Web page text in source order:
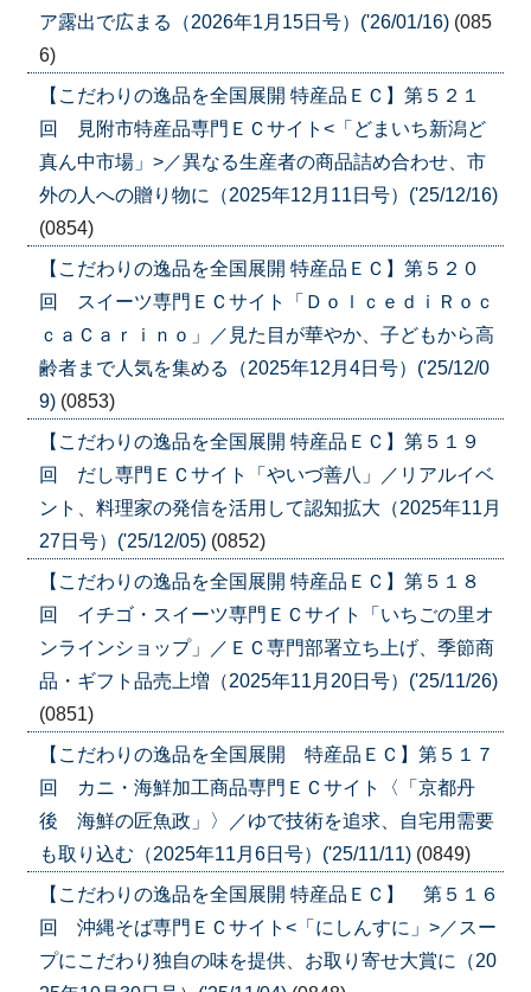
ア露出で広まる（2026年1月15日号）('26/01/16) (085
6)
【こだわりの逸品を全国展開 特産品ＥＣ】第５２１
回 見附市特産品専門ＥＣサイト<「どまいち新潟ど
真ん中市場」>／異なる生産者の商品詰め合わせ、市
外の人への贈り物に（2025年12月11日号）('25/12/16)
(0854)
【こだわりの逸品を全国展開 特産品ＥＣ】第５２０
回 スイーツ専門ＥＣサイト「ＤｏｌｃｅｄｉＲｏｃ
ｃａＣａｒｉｎｏ」／見た目が華やか、子どもから高
齢者まで人気を集める（2025年12月4日号）('25/12/0
9) (0853)
【こだわりの逸品を全国展開 特産品ＥＣ】第５１９
回 だし専門ＥＣサイト「やいづ善八」／リアルイベ
ント、料理家の発信を活用して認知拡大（2025年11月
27日号）('25/12/05) (0852)
【こだわりの逸品を全国展開 特産品ＥＣ】第５１８
回 イチゴ・スイーツ専門ＥＣサイト「いちごの里オ
ンラインショップ」／ＥＣ専門部署立ち上げ、季節商
品・ギフト品売上増（2025年11月20日号）('25/11/26)
(0851)
【こだわりの逸品を全国展開 特産品ＥＣ】第５１７
回 カニ・海鮮加工商品専門ＥＣサイト〈「京都丹
後 海鮮の匠魚政」〉／ゆで技術を追求、自宅用需要
も取り込む（2025年11月6日号）('25/11/11) (0849)
【こだわりの逸品を全国展開 特産品ＥＣ】 第５１６
回 沖縄そば専門ＥＣサイト<「にしんすに」>／スー
プにこだわり独自の味を提供、お取り寄せ大賞に（20